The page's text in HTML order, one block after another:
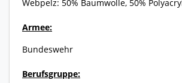
Webpelz: 50% Baumwolle, 50% Polyacryl
Armee:
Bundeswehr
Berufsgruppe: